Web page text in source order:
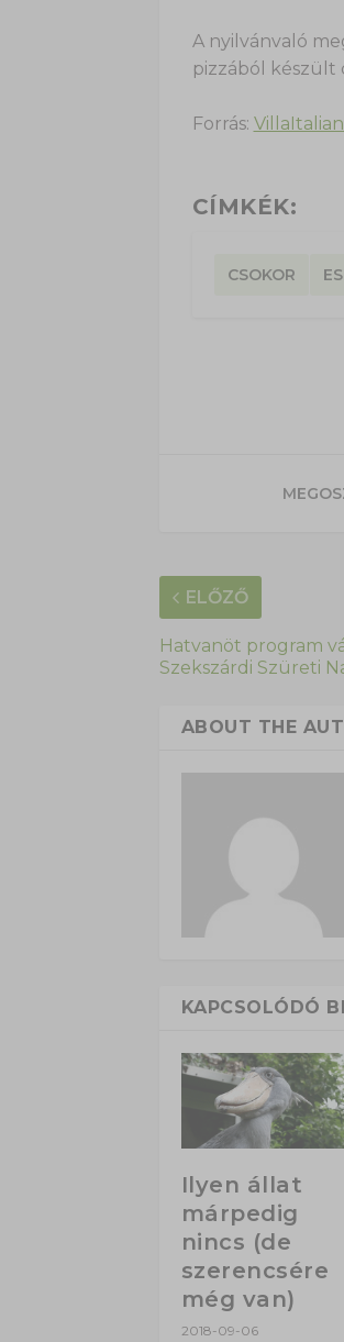
A nyilvánvaló
pizzából készült
Forrás:
CÍMKÉK:
CSOKOR
ELŐZŐ
Hatvanöt program
Szekszárdi Szüreti
ABOUT THE
KAPCSOLÓDÓ
Ilyen állat
márpedig
nincs (de
szerencsére
még van)
2018-09-06